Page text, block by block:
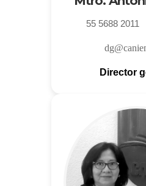
55 5688
Director